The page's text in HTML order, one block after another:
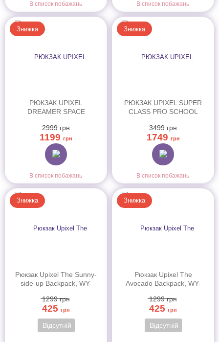
В список побажань В список побажань
Знижка
РЮКЗАК UPIXEL
DREAMER SPACE
ЖОВТИЙ (U23-X01-B)
2999грн
1199 грн
В список побажань
Знижка
РЮКЗАК UPIXEL SUPER
CLASS PRO SCHOOL
B)
3499грн
1749 грн
В список побажань
Знижка
Рюкзак Upixel The Sunny-
side-up Backpack, WY-
1299грн
425 грн
Відсутній
Знижка
Рюкзак Upixel The
Avocado Backpack, WY-
1299грн
425 грн
Відсутній